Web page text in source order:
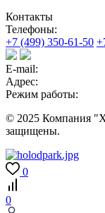
Контакты
Телефоны:
+7 (499) 350-61-50
E-mail:
Адрес:
Режим работы:
© 2025 Компания
защищены.
0
0